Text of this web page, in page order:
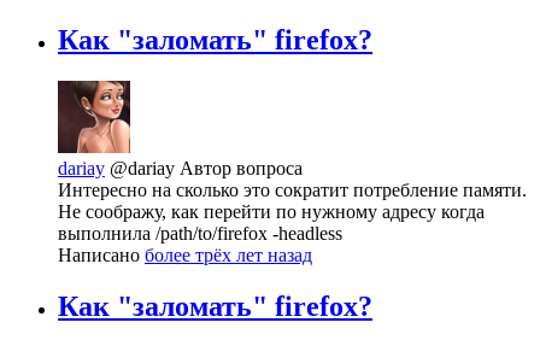
Как "заломать" firefox?
dariay @dariay Автор вопроса
Интересно на сколько это сократит потребление памяти.
Не соображу, как перейти по нужному адресу когда
выполнила /path/to/firefox -headless
Написано более трёх лет назад
Как "заломать" firefox?